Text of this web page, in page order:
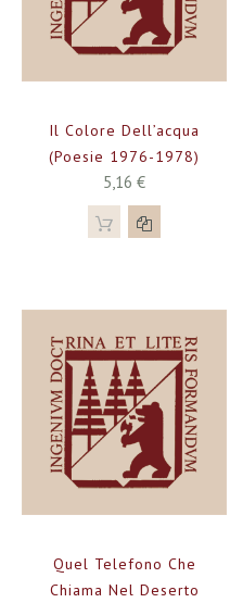
Il Colore Dell’acqua
(poesie 1976-1978)
5,16 €
Quel Telefono Che
Chiama Nel Deserto